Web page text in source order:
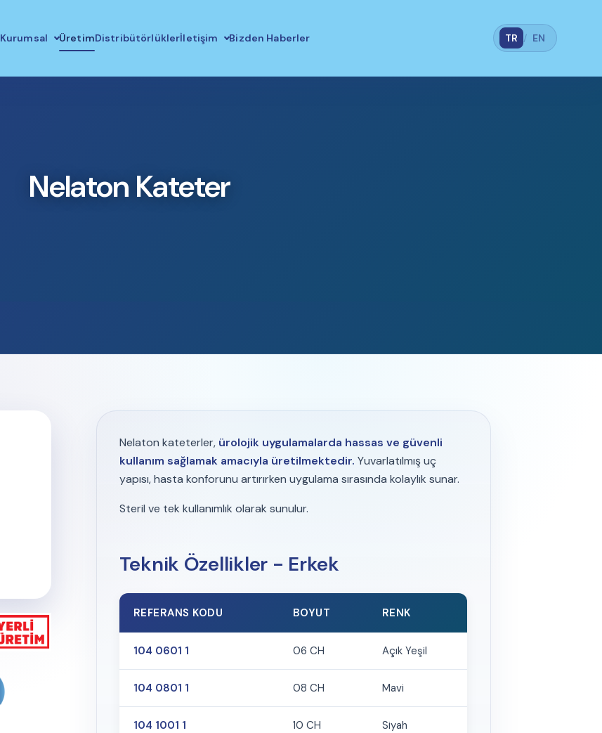
Kurumsal ÜretimDistribütörlüklerİletişim Bizden Haberler TR / EN
Nelaton Kateter
Nelaton kateterler, ürolojik uygulamalarda hassas ve güvenli
kullanım sağlamak amacıyla üretilmektedir. Yuvarlatılmış uç
yapısı, hasta konforunu artırırken uygulama sırasında kolaylık sunar.
Steril ve tek kullanımlık olarak sunulur.
Teknik Özellikler - Erkek
REFERANS KODU BOYUT RENK
104 0601 1 06 CH Açık Yeşil
104 0801 1 08 CH Mavi
104 1001 1 10 CH Siyah